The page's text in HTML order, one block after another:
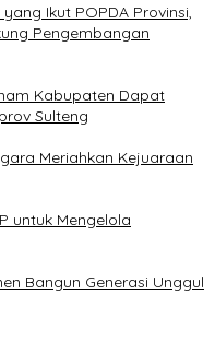
Ikut POPDA Provinsi,
Pengembangan
Kabupaten Dapat
Sulteng
Meriahkan Kejuaraan
untuk Mengelola
Bangun Generasi Unggul